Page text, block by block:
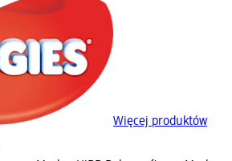
Więcej produktów